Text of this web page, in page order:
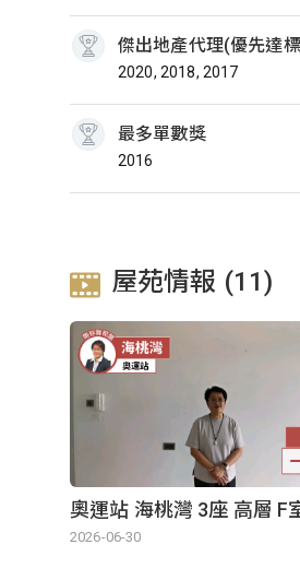
傑出地產代理(優先達
2020, 2018, 2017
最多單數獎
2016
屋苑情報 (11)
奧運站 海桃灣 3座 高層 F
2026-06-30